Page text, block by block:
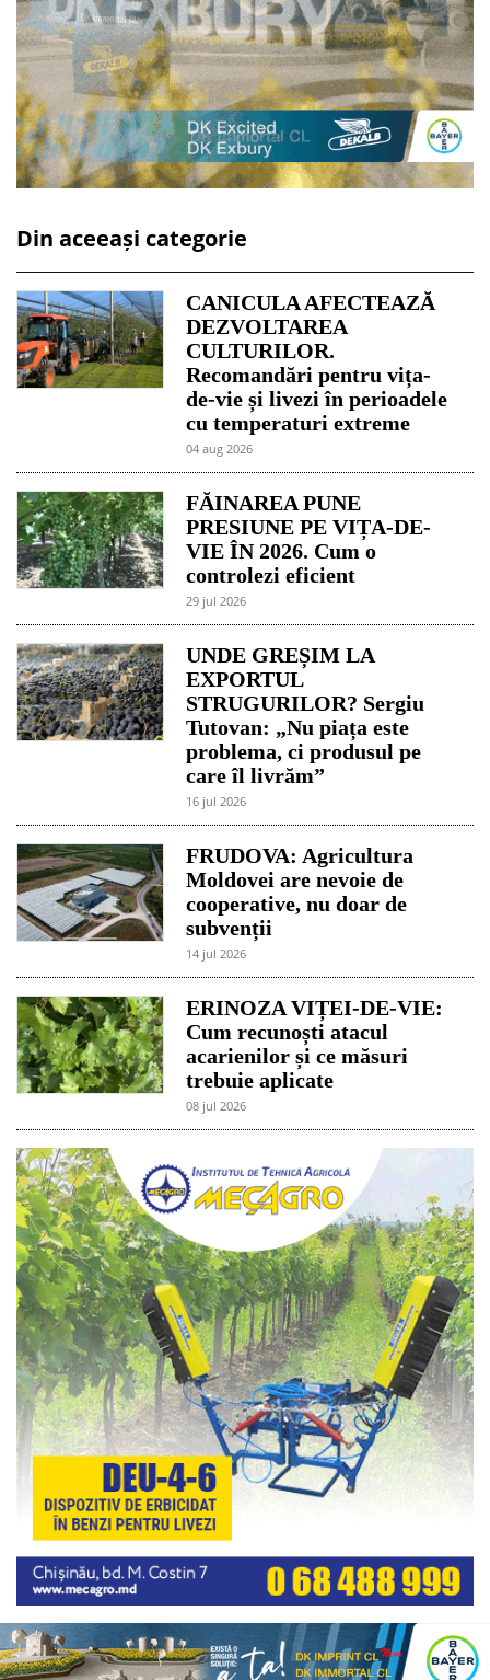
Din aceeași categorie
CANICULA AFECTEAZĂ
DEZVOLTAREA
CULTURILOR.
Recomandări pentru vița-
de-vie și livezi în perioadele
cu temperaturi extreme
04 aug 2026
FĂINAREA PUNE
PRESIUNE PE VIȚA-DE-
VIE ÎN 2026. Cum o
controlezi eficient
29 jul 2026
UNDE GREȘIM LA
EXPORTUL
STRUGURILOR? Sergiu
Tutovan: „Nu piața este
problema, ci produsul pe
care îl livrăm”
16 jul 2026
FRUDOVA: Agricultura
Moldovei are nevoie de
cooperative, nu doar de
subvenții
14 jul 2026
ERINOZA VIȚEI-DE-VIE:
Cum recunoști atacul
acarienilor și ce măsuri
trebuie aplicate
08 jul 2026